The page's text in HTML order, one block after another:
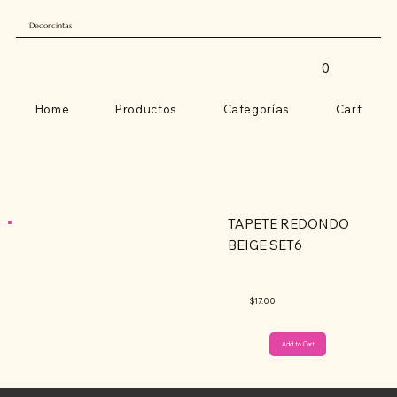
Decorcintas
Home Productos Categorías Cart
0
Add to Cart
TAPETE REDONDO
BEIGE SET6
$17.00